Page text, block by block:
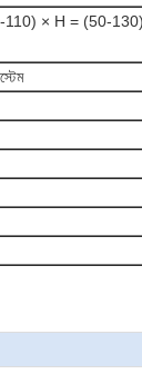
× H = (50-130)